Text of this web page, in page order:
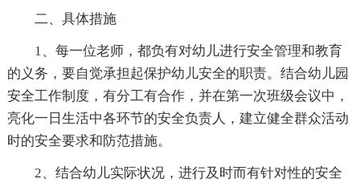
二、具体措施
1、每一位老师，都负有对幼儿进行安全管理和教育
的义务，要自觉承担起保护幼儿安全的职责。结合幼儿园
安全工作制度，有分工有合作，并在第一次班级会议中，
亮化一日生活中各环节的安全负责人，建立健全群众活动
时的安全要求和防范措施。
2、结合幼儿实际状况，进行及时而有针对性的安全